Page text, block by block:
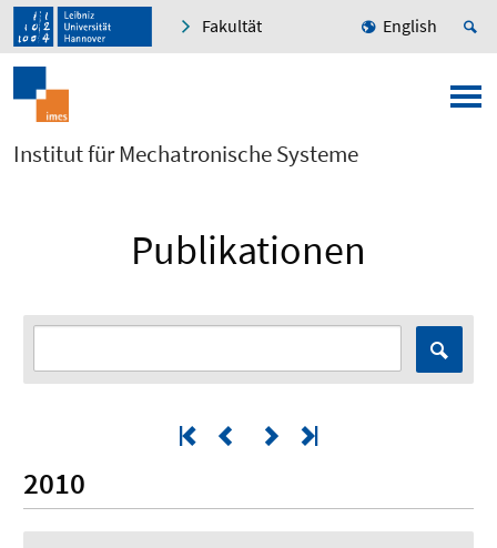
Fakultät English
Institut für Mechatronische Systeme
Publikationen
2010